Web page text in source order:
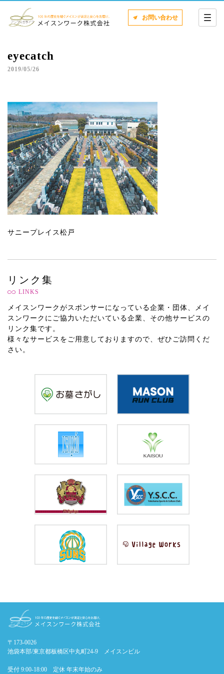
お問い合わせ
eyecatch
2019/05/26
サニープレイス松戸
リンク集
LINKS
メイスンワークがスポンサーになっている企業・団体、メイ
スンワークにご協力いただいている企業、その他サービスの
リンク集です。
様々なサービスをご用意しておりますので、ぜひご訪問くだ
さい。
〒173-0026
池袋本部/東京都板橋区中丸町24-9 メイスンビル
受付 9:00-18:00 定休 年末年始のみ